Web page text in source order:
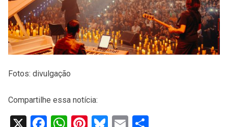
Fotos: divulgação
Compartilhe essa notícia: